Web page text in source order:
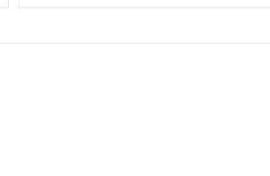
公司通过总结分析了租车案件的特点，提